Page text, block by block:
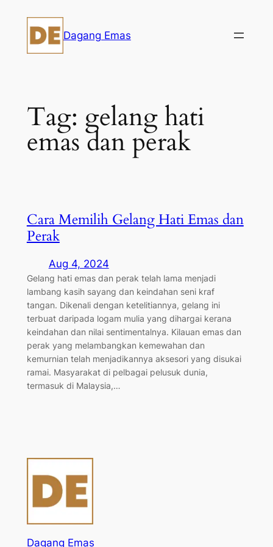
content
Dagang Emas
Tag: gelang hati
emas dan perak
Cara Memilih Gelang Hati Emas dan
Perak
Aug 4, 2024
Gelang hati emas dan perak telah lama menjadi
lambang kasih sayang dan keindahan seni kraf
tangan. Dikenali dengan ketelitiannya, gelang ini
terbuat daripada logam mulia yang dihargai kerana
keindahan dan nilai sentimentalnya. Kilauan emas dan
perak yang melambangkan kemewahan dan
kemurnian telah menjadikannya aksesori yang disukai
ramai. Masyarakat di pelbagai pelusuk dunia,
termasuk di Malaysia,…
Dagang Emas